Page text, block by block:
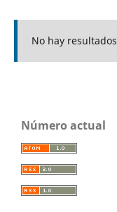
No hay resultados
Número actual